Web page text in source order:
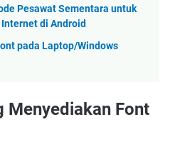
Pesawat Sementara untuk
di Android
pada Laptop/Windows
Menyediakan Font